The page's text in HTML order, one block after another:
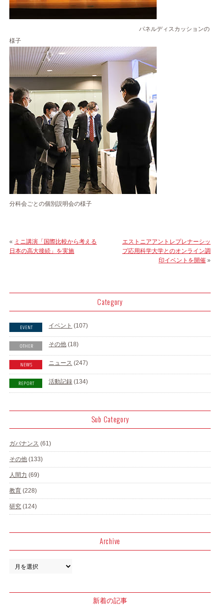
パネルディスカッションの
様子
分科会ごとの個別説明会の様子
« ミニ講演「国際比較から考える
日本の高大接続」を実施
エストニアアントレプレナーシッ
プ応用科学大学とのオンライン調
印イベントを開催»
Category
イベント (107)
その他 (18)
ニュース (247)
活動記録 (134)
Sub Category
ガバナンス (61)
その他 (133)
人間力 (69)
教育 (228)
研究 (124)
Archive
新着の記事